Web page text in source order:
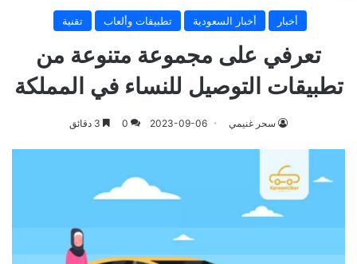
أخبار أخبار السعودية تطبيقات وألعاب تقنية
تعرفي على مجموعة متنوعة من
تطبيقات التوصيل للنساء في المملكة
سحر غنيمي 2023-09-06
0